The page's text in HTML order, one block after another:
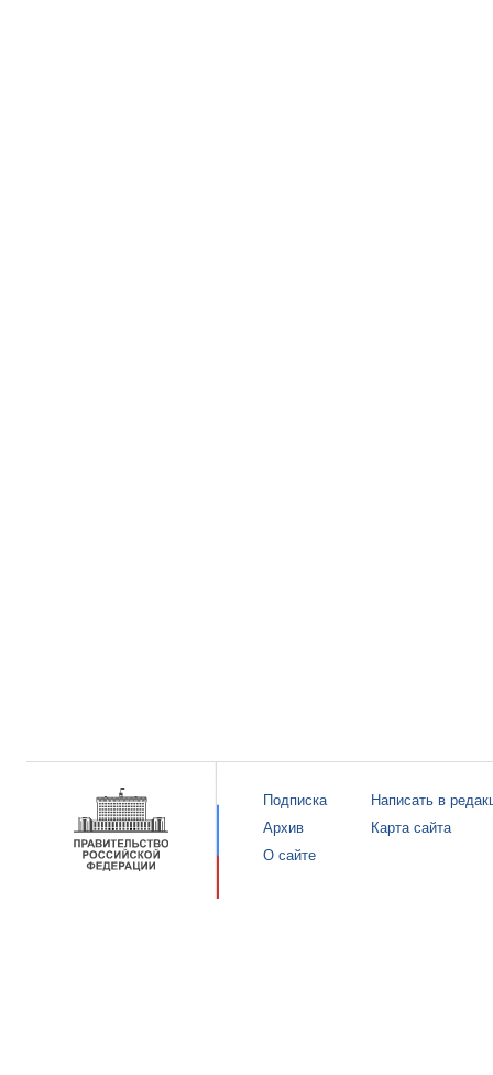
Подписка
Архив
О сайте
Написать в
Карта сайта